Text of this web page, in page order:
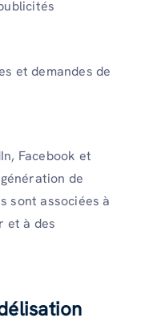
et demandes de
Facebook et
de
sont associées à
et à des